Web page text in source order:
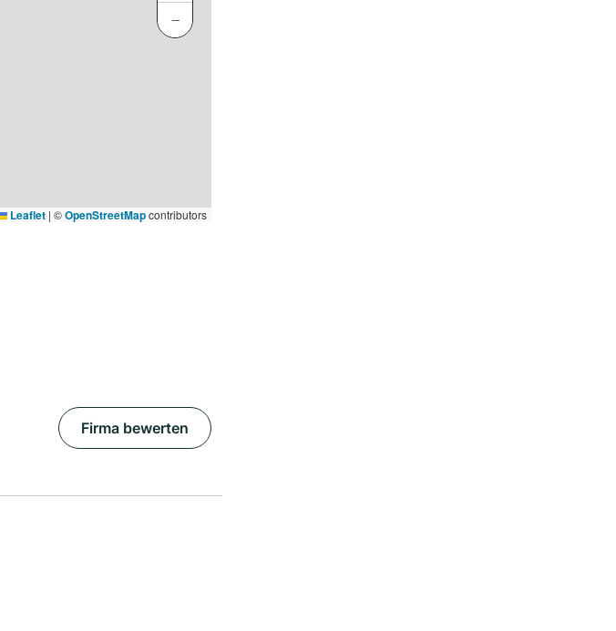
−
Leaflet | ©OpenStreetMapcontributors
Firma bewerten